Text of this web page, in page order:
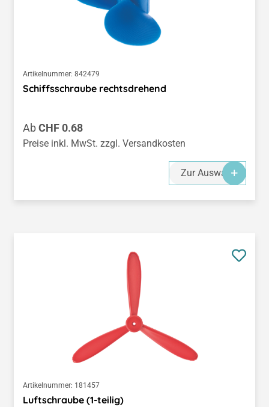
Artikelnummer: 842479
Schiffsschraube rechtsdrehend
Regulärer Preis:
AbCHF 0.68
Preise inkl. MwSt. zzgl. Versandkosten
Zur Auswahl
Artikelnummer: 181457
Luftschraube (1-teilig)